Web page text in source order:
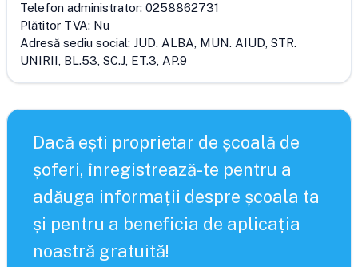
Telefon administrator: 0258862731
Plătitor TVA: Nu
Adresă sediu social: JUD. ALBA, MUN. AIUD, STR.
UNIRII, BL.53, SC.J, ET.3, AP.9
Dacă ești proprietar de școală de
șoferi, înregistrează-te pentru a
adăuga informații despre școala ta
și pentru a beneficia de aplicația
noastră gratuită!